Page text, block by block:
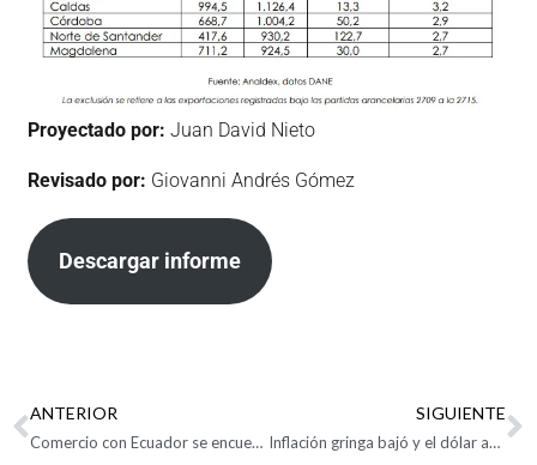
Proyectado por: Juan David Nieto
Revisado por: Giovanni Andrés Gómez
Descargar informe
ANTERIOR
Comercio con Ecuador se encuentra en peligro: Analdex
SIGUIENTE
Inflación gringa bajó y el dólar acumula caída de $297